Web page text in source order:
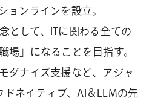
ョンラインを設立。
として、ITに関わる全ての
場」になることを目指す。
ダナイズ支援など、アジャ
ドネイティブ、AI＆LLMの先